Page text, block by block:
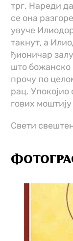
трг. На­ре­ди
се она
уву­че
так­нут, а
ђи­о­ни­чар
што бо­жан­ско
про­чу по
рац.
го­вих
Свети